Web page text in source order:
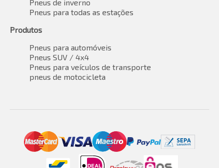
Pneus de inverno
Pneus para todas as estações
Produtos
Pneus para automóveis
Pneus SUV / 4x4
Pneus para veículos de transporte
pneus de motocicleta